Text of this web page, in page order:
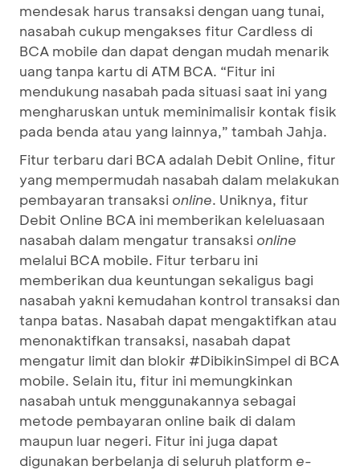
mendesak harus transaksi dengan uang tunai,
nasabah cukup mengakses fitur Cardless di
BCA mobile dan dapat dengan mudah menarik
uang tanpa kartu di ATM BCA. “Fitur ini
mendukung nasabah pada situasi saat ini yang
mengharuskan untuk meminimalisir kontak fisik
pada benda atau yang lainnya,” tambah Jahja.
Fitur terbaru dari BCA adalah Debit Online, fitur
yang mempermudah nasabah dalam melakukan
pembayaran transaksi online. Uniknya, fitur
Debit Online BCA ini memberikan keleluasaan
nasabah dalam mengatur transaksi online
melalui BCA mobile. Fitur terbaru ini
memberikan dua keuntungan sekaligus bagi
nasabah yakni kemudahan kontrol transaksi dan
tanpa batas. Nasabah dapat mengaktifkan atau
menonaktifkan transaksi, nasabah dapat
mengatur limit dan blokir #DibikinSimpel di BCA
mobile. Selain itu, fitur ini memungkinkan
nasabah untuk menggunakannya sebagai
metode pembayaran online baik di dalam
maupun luar negeri. Fitur ini juga dapat
digunakan berbelanja di seluruh platform e-